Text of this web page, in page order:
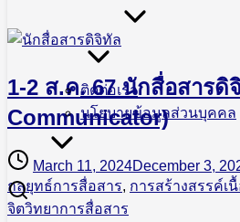
ติดต่อเรา
นโยบายข้อมูลส่วนบุคคล
1-2 ส.ค. 67 นักสื่อสารดิ
Communicator)
March 11, 2024December 3,
กลยุทธ์การสื่อสาร, การสร้างสรรค์เ
จิตวิทยาการสื่อสาร